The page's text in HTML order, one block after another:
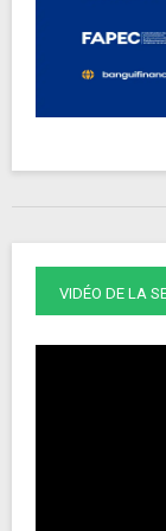
VIDÉO DE LA